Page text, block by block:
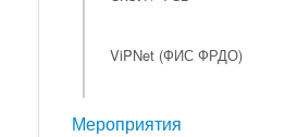
ViPNet (ФИС ФРДО)
Мероприятия